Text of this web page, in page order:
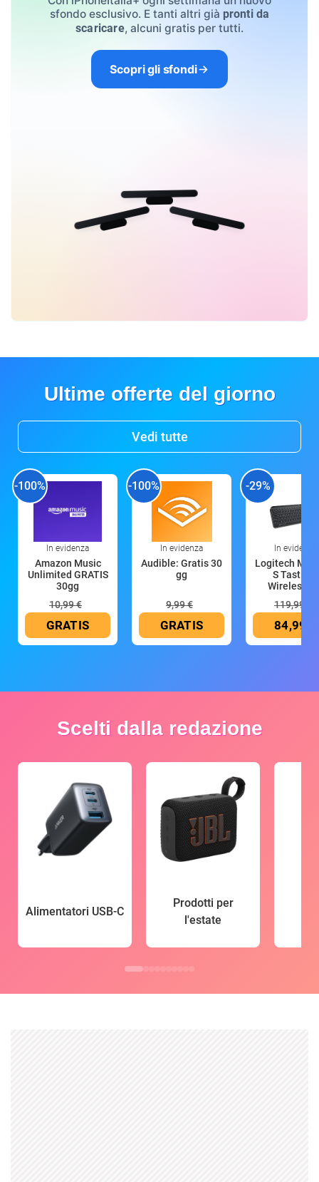
sfondo esclusivo. E tanti altri già pronti da
scaricare, alcuni gratis per tutti.
Scopri gli sfondi
Ultime offerte del giorno
Vedi tutte
-100%
In evidenza
Amazon Music
Unlimited GRATIS
30gg
10,99 €
GRATIS
-100%
In evidenza
Audible: Gratis 30
gg
9,99 €
GRATIS
-29%
In evidenza
Logitech MX
S Tastiera
Wireless
119,99 €
84,99 €
Scelti dalla redazione
Alimentatori USB-C
Prodotti per
l'estate